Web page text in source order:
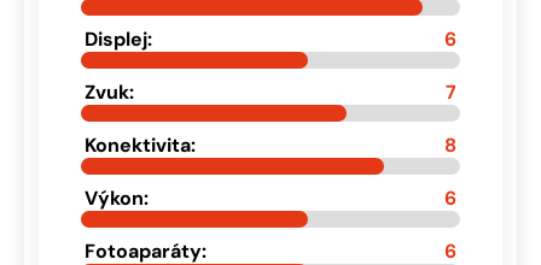
Displej: 6
Zvuk: 7
Konektivita: 8
Výkon: 6
Fotoaparáty: 6